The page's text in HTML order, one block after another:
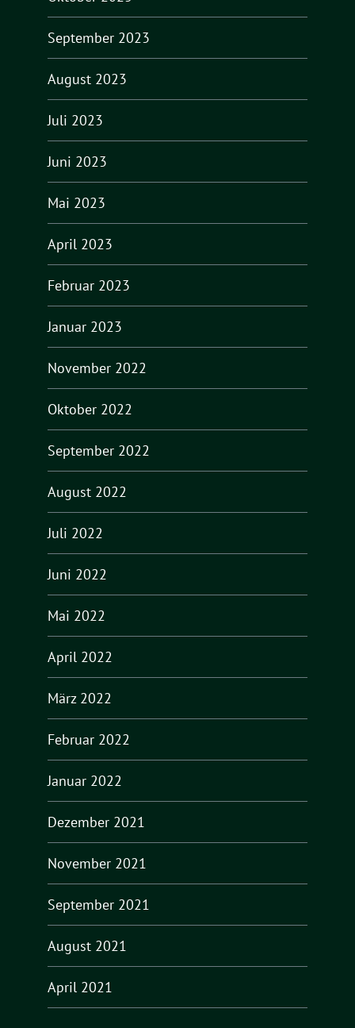
September 2023
August 2023
Juli 2023
Juni 2023
Mai 2023
April 2023
Februar 2023
Januar 2023
November 2022
Oktober 2022
September 2022
August 2022
Juli 2022
Juni 2022
Mai 2022
April 2022
März 2022
Februar 2022
Januar 2022
Dezember 2021
November 2021
September 2021
August 2021
April 2021